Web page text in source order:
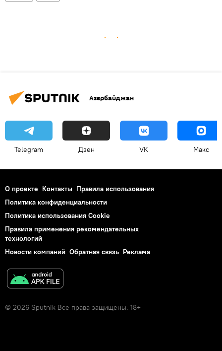
Азербайджан
Telegram Дзен VK Макс
О проекте Контакты Правила использования
Политика конфиденциальности
Политика использования Cookie
Правила применения рекомендательных
технологий
Новости компаний Обратная связь Реклама
© 2026 Sputnik Все права защищены. 18+